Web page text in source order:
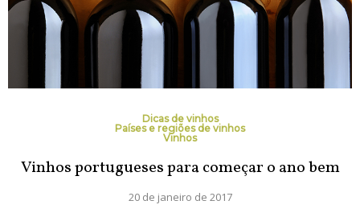
Dicas de vinhos
Países e regiões de vinhos
Vinhos
Vinhos portugueses para começar o ano bem
20 de janeiro de 2017